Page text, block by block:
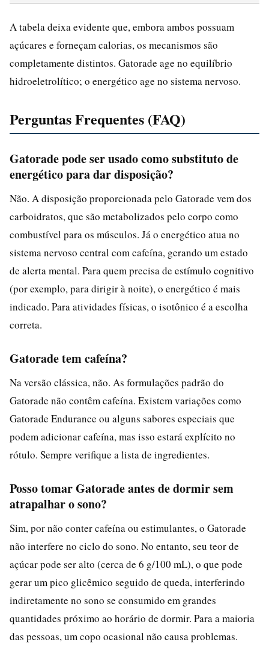
A tabela deixa evidente que, embora ambos possuam
açúcares e forneçam calorias, os mecanismos são
completamente distintos. Gatorade age no equilíbrio
hidroeletrolítico; o energético age no sistema nervoso.
Perguntas Frequentes (FAQ)
Gatorade pode ser usado como substituto de
energético para dar disposição?
Não. A disposição proporcionada pelo Gatorade vem dos
carboidratos, que são metabolizados pelo corpo como
combustível para os músculos. Já o energético atua no
sistema nervoso central com cafeína, gerando um estado
de alerta mental. Para quem precisa de estímulo cognitivo
(por exemplo, para dirigir à noite), o energético é mais
indicado. Para atividades físicas, o isotônico é a escolha
correta.
Gatorade tem cafeína?
Na versão clássica, não. As formulações padrão do
Gatorade não contêm cafeína. Existem variações como
Gatorade Endurance ou alguns sabores especiais que
podem adicionar cafeína, mas isso estará explícito no
rótulo. Sempre verifique a lista de ingredientes.
Posso tomar Gatorade antes de dormir sem
atrapalhar o sono?
Sim, por não conter cafeína ou estimulantes, o Gatorade
não interfere no ciclo do sono. No entanto, seu teor de
açúcar pode ser alto (cerca de 6 g/100 mL), o que pode
gerar um pico glicêmico seguido de queda, interferindo
indiretamente no sono se consumido em grandes
quantidades próximo ao horário de dormir. Para a maioria
das pessoas, um copo ocasional não causa problemas.